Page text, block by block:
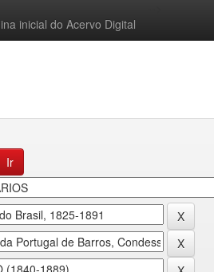
inicial do Acervo Digital